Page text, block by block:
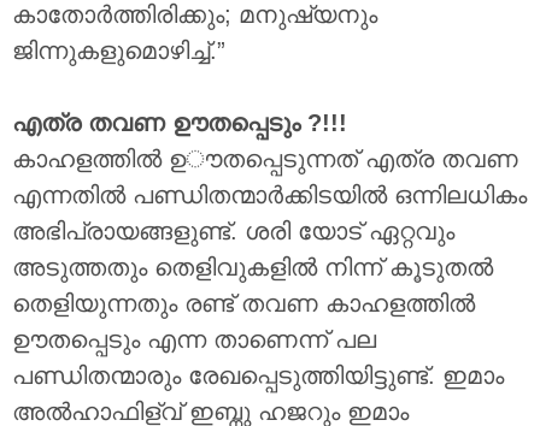
കാതോർത്തിരിക്കും; മനുഷ്യനും
ജിന്നുകളുമൊഴിച്ച്.”
എത്ര തവണ ഊതപ്പെടും ?!!!
കാഹളത്തിൽ ഉൗതപ്പെടുന്നത് എത്ര തവണ
എന്നതിൽ പണ്ഡിതന്മാർക്കിടയിൽ ഒന്നിലധികം
അഭിപ്രായങ്ങളുണ്ട്. ശരി യോട് ഏറ്റവും
അടുത്തതും തെളിവുകളിൽ നിന്ന് കൂടുതൽ
തെളിയുന്നതും രണ്ട് തവണ കാഹളത്തിൽ
ഊതപ്പെടും എന്ന താണെന്ന് പല
പണ്ഡിതന്മാരും രേഖപ്പെടുത്തിയിട്ടുണ്ട്. ഇമാം
അൽഹാഫിള്വ് ഇബ്നു ഹജറും ഇമാം